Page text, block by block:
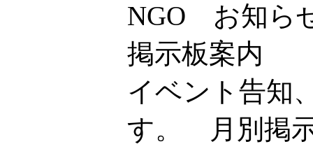
NGO お知ら
掲示板案内
イベント告知
す。 月別掲